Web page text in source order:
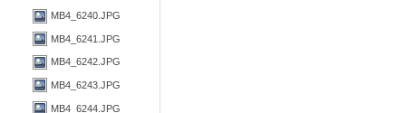
MB4_6240.JPG
MB4_6241.JPG
MB4_6242.JPG
MB4_6243.JPG
MB4_6244.JPG